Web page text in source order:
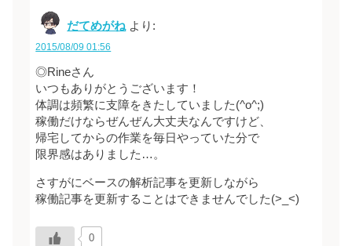
だてめがね より:
2015/08/09 01:56
◎Rineさん
いつもありがとうございます！
体調は頻繁に支障をきたしていました(^o^;)
稼働だけならぜんぜん大丈夫なんですけど、
帰宅してからの作業を毎日やっていた分で
限界感はありました…。
さすがにベースの解析記事を更新しながら
稼働記事を更新することはできませんでした(>_<)
0